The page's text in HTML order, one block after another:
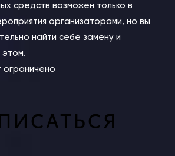
средств возможен только в
организаторами, но вы
найти себе замену и
этом.
ограничено